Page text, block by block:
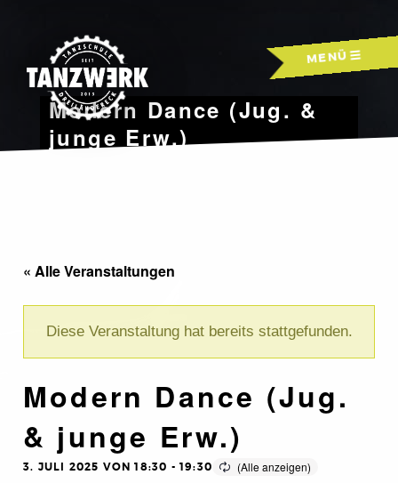
MENÜ
Modern Dance (Jug. &
junge Erw.)
« Alle Veranstaltungen
Diese Veranstaltung hat bereits stattgefunden.
Modern Dance (Jug.
& junge Erw.)
3. JULI 2025 VON 18:30 -19:30